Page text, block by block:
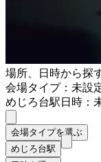
場所、日時から探
会場タイプ：未設
めじろ台駅日時：
会場タイプを選ぶ
めじろ台駅